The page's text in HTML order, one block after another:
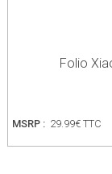
Folio
MSRP : 29.99€ TTC